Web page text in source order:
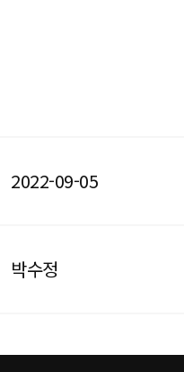
2022-09-05
박수정